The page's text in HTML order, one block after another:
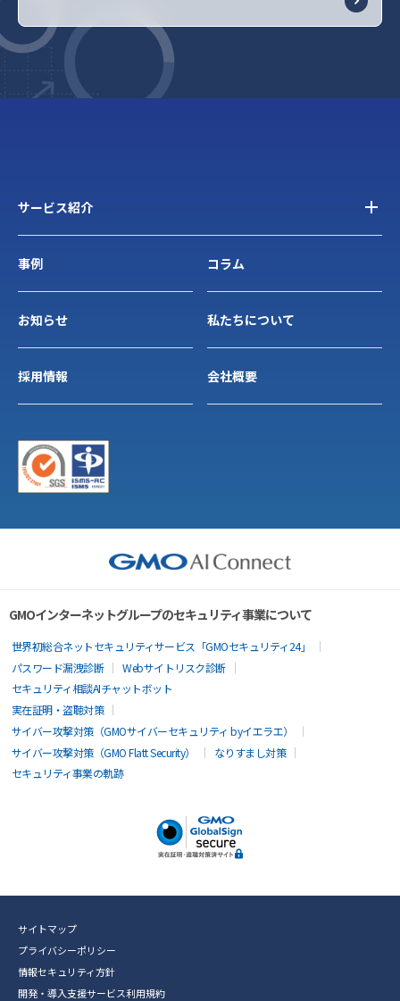
サービス紹介
事例 コラム
お知らせ 私たちについて
採用情報 会社概要
GMOインターネットグループのセキュリティ事業について
世界初総合ネットセキュリティサービス「GMOセキュリティ24」
パスワード漏洩診断
Webサイトリスク診断
セキュリティ相談AIチャットボット
実在証明・盗聴対策
サイバー攻撃対策（GMOサイバーセキュリティ byイエラエ）
サイバー攻撃対策（GMO Flatt Security）
なりすまし対策
セキュリティ事業の軌跡
サイトマップ
プライバシーポリシー
情報セキュリティ方針
開発・導入支援サービス利用規約